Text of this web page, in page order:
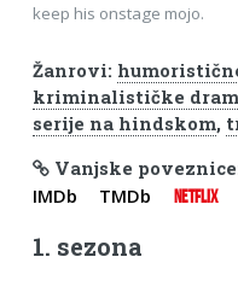
keep his onstage mojo.
Žanrovi:
kriminalističke
serije na hindskom,
Vanjske
IMDb TMDb NETFLIX
1. sezona